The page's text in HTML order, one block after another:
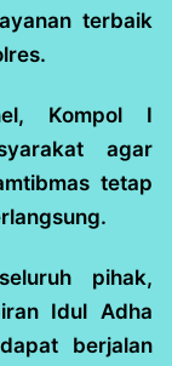
terbaik
Kompol I
agar
tetap
pihak,
Idul Adha
berjalan